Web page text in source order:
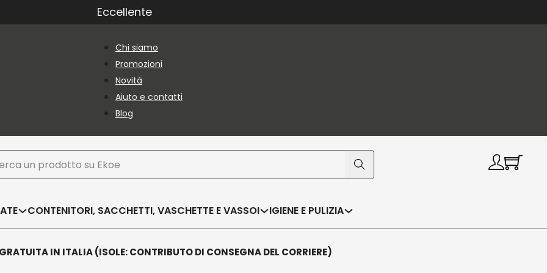
Eccellente
Chi siamo
Promozioni
Novità
Aiuto e contatti
Blog
CONTENITORI, SACCHETTI, VASCHETTE E VASSOI IGIENE E PULIZIA
IN ITALIA (ISOLE: CONTRIBUTO DI CONSEGNA DEL CORRIERE)